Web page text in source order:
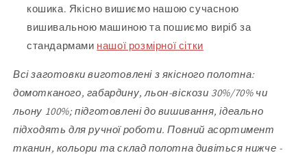
кошика. Якісно вишиємо нашою сучасною
вишивальною машиною та пошиємо виріб за
стандармами нашої розмірної сітки
Всі заготовки виготовлені з якісного полотна:
домотканого, габардину, льон-віскози 30%/70% чи
льону 100%; підготовлені до вишивання, ідеально
підходять для ручної роботи. Повний асортимент
тканин, кольори та склад полотна дивіться нижче -